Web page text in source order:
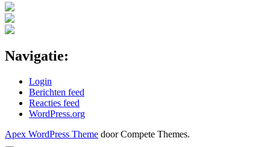
Navigatie:
Login
Berichten feed
Reacties feed
WordPress.org
Apex WordPress Theme door Compete Themes.